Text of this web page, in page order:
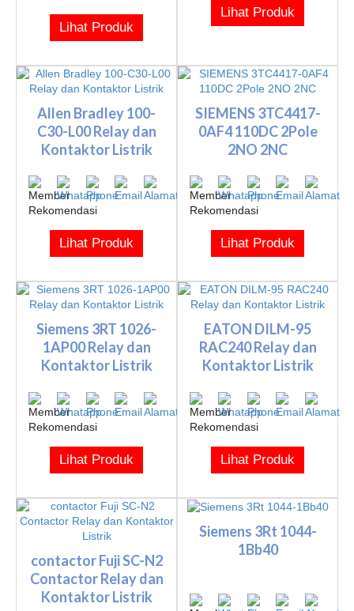
Lihat Produk
Lihat Produk
Allen Bradley 100-
C30-L00 Relay dan
Kontaktor Listrik
Lihat Produk
SIEMENS 3TC4417-
0AF4 110DC 2Pole
2NO 2NC
Lihat Produk
Siemens 3RT 1026-
1AP00 Relay dan
Kontaktor Listrik
Lihat Produk
EATON DILM-95
RAC240 Relay dan
Kontaktor Listrik
Lihat Produk
contactor Fuji SC-N2
Contactor Relay dan
Kontaktor Listrik
Siemens 3Rt 1044-
1Bb40